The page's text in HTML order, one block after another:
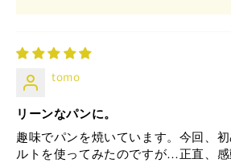
tomo
リーンなパンに。
趣味でパンを焼いています。今回、
ルトを使ってみたのですが…正直、感